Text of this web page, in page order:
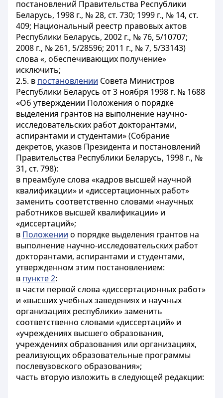
постановлений Правительства Республики
Беларусь, 1998 г., № 28, ст. 730; 1999 г., № 14, ст.
409; Национальный реестр правовых актов
Республики Беларусь, 2002 г., № 76, 5/10707;
2008 г., № 261, 5/28596; 2011 г., № 7, 5/33143)
слова «, обеспечивающих получение»
исключить;
2.5. в постановлении Совета Министров
Республики Беларусь от 3 ноября 1998 г. № 1688
«Об утверждении Положения о порядке
выделения грантов на выполнение научно-
исследовательских работ докторантами,
аспирантами и студентами» (Собрание
декретов, указов Президента и постановлений
Правительства Республики Беларусь, 1998 г., №
31, ст. 798):
в преамбуле слова «кадров высшей научной
квалификации» и «диссертационных работ»
заменить соответственно словами «научных
работников высшей квалификации» и
«диссертаций»;
в Положении о порядке выделения грантов на
выполнение научно-исследовательских работ
докторантами, аспирантами и студентами,
утвержденном этим постановлением:
в пункте 2:
в части первой слова «диссертационных работ»
и «высших учебных заведениях и научных
организациях республики» заменить
соответственно словами «диссертаций» и
«учреждениях высшего образования,
учреждениях образования или организациях,
реализующих образовательные программы
послевузовского образования»;
часть вторую изложить в следующей редакции: